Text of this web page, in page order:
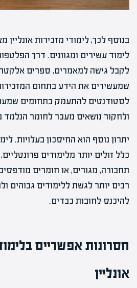
בנוסף לכך, לימודי מזכירות אונליין
לימוד עשירים ומגוונים. דרך
לקבל גישה למאמרים, ספרים
שמעשירים את הידע בתחום
לסטודנטים להתעמק בתחומים
ולחקור נושאים מעבר לחומר הנלמד
יתרון נוסף הוא החיסכון בעלויות.
כלל זולים יותר מלימודים
תחבורה, מגורים, או חומרים
רבים יותר לגשת ללימודים גבוהים
להיכנס לחובות כבדים.
חסרונות אפשריים
אונליין